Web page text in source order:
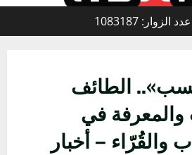
عدد الزوار: 1083187
الطائف
والمعرفة في
والقُرّاء – أخبار